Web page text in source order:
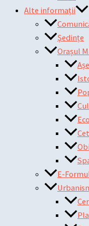
Alte informații
Ședințe
Orașul
E-